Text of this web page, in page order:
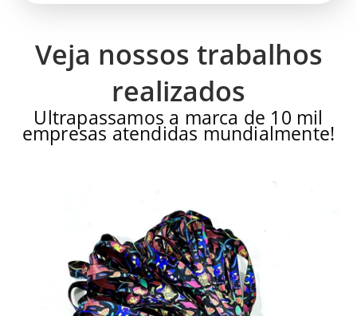
Veja nossos trabalhos
realizados
Ultrapassamos a marca de 10 mil
empresas atendidas mundialmente!